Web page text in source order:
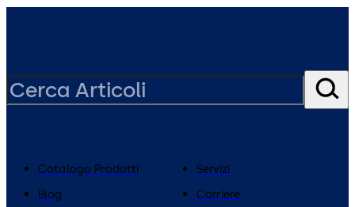
Catalogo Prodotti
Servizi
Blog
Carriere